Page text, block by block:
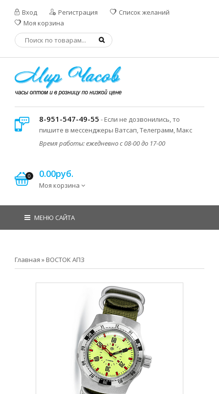
Вход Регистрация
Список желаний
Моя корзина
8-951-547-49-55 - Если не дозвонились, то
пишите в мессенджеры Ватсап, Телеграмм, Макс
Время работы: ежедневно с 08-00 до 17-00
0 0.00руб.
Моя корзина
МЕНЮ САЙТА
Главная » ВОСТОК АПЗ